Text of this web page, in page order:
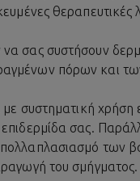
θεραπευτικές
σας συστήσουν
πόρων και
συστηματική
σας.
των
του σμήγματος.